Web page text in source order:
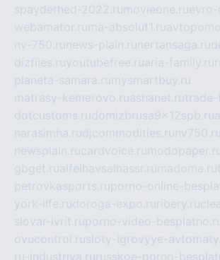
spayderhed-2022.ru movieone.ruevro-
webamator.ru ma-absolut1.ru
nv-750.ru news-plain.ru nertansaga.ru
dizfiles.ruyoutubefree.ruaria-family.ru
planeta-samara.ru mysmartbuy.ru
matrasy-kemerovo.ruashanet.ru
dotcustoms.rudomizbrusa9x12spb.ru
narasimha.rudjcommodities.ru nv750.ru
newsplain.rucardvoice.ru
gbget.rualfeihavsalnassr.ru madoma.ru
petrovkasports.ruporno-online-
york-life.rudoroga-expo.ru ribery.ru
slovar-ivrit.ruporno-video-
ovucontrol.rusloty-igrovyye-
ru-industriya.ru russkoe-porno-